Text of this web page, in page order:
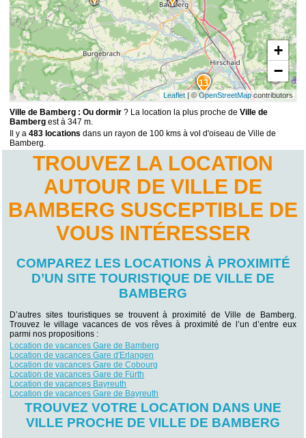
13
+
−
Leaflet| ©OpenStreetMapcontributors
Ville de Bamberg : Ou dormir ? La location la plus proche deVille de
Bamberg est à 347 m.
Il y a483 locations dans un rayon de 100 kms à vol d'oiseau de Ville de
Bamberg.
TROUVEZ LA LOCATION
AUTOUR DE VILLE DE
BAMBERG SUSCEPTIBLE DE
VOUS INTÉRESSER
COMPAREZ LES LOCATIONS À PROXIMITÉ
D’UN SITE TOURISTIQUE DE VILLE DE
BAMBERG
D’autres sites touristiques se trouvent à proximité de Ville de Bamberg.
Trouvez le village vacances de vos rêves à proximité de l’un d’entre eux
parmi nos propositions :
Location de vacances Gare de Bamberg
Location de vacances Gare d'Erlangen
Location de vacances Gare de Cobourg
Location de vacances Gare de Fürth
Location de vacances Bayreuth
Location de vacances Gare de Bayreuth
TROUVEZ VOTRE LOCATION DANS UNE
VILLE PROCHE DE VILLE DE BAMBERG